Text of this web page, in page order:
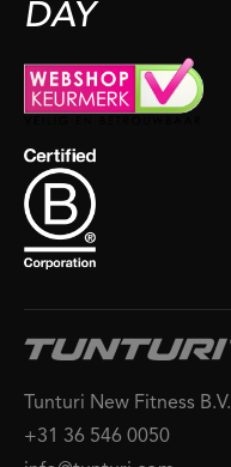
DAY
Tunturi New Fitness B.V.
+31 36 546 0050